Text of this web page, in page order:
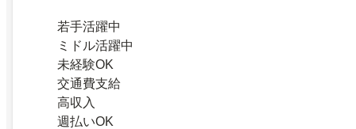
若手活躍中
ミドル活躍中
未経験OK
交通費支給
高収入
週払いOK